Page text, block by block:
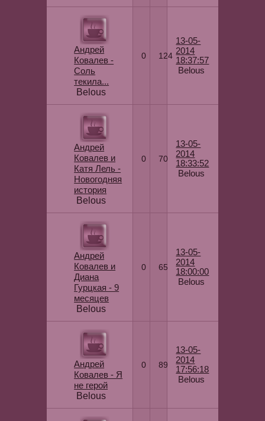
Андрей
Ковалев -
Соль
текила...
Belous
0 124
13-05-
2014
18:37:57
Belous
Андрей
Ковалев и
Катя Лель -
Новогодняя
история
Belous
0 70
13-05-
2014
18:33:52
Belous
Андрей
Ковалев и
Диана
Гурцкая - 9
месяцев
Belous
0 65
13-05-
2014
18:00:00
Belous
Андрей
Ковалев - Я
не герой
Belous
0 89
13-05-
2014
17:56:18
Belous